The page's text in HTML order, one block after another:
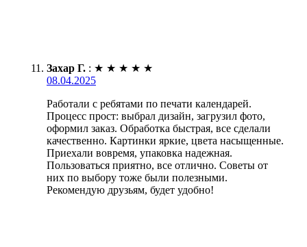
Захар Г. : ★ ★ ★ ★ ★
08.04.2025
Работали с ребятами по печати календарей.
Процесс прост: выбрал дизайн, загрузил фото,
оформил заказ. Обработка быстрая, все сделали
качественно. Картинки яркие, цвета насыщенные.
Приехали вовремя, упаковка надежная.
Пользоваться приятно, все отлично. Советы от
них по выбору тоже были полезными.
Рекомендую друзьям, будет удобно!